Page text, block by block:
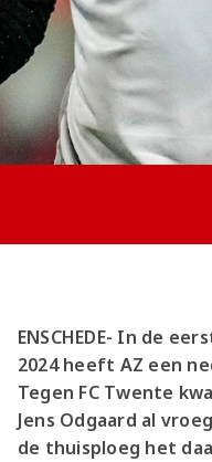
ENSCHEDE- In de
2024 heeft AZ een
Tegen FC Twente
Jens Odgaard al
de thuisploeg het